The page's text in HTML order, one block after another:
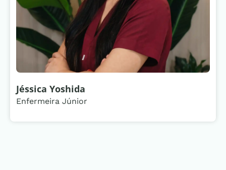
Jéssica Yoshida
Enfermeira Júnior